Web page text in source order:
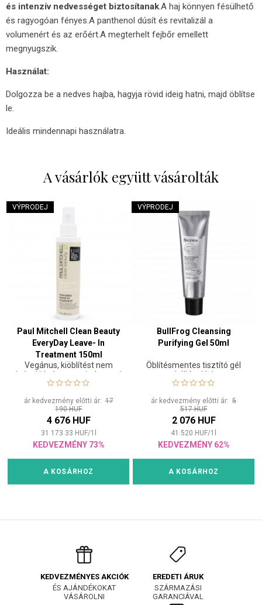
és intenzív nedvességet biztosítanak.A haj könnyen fésülhető
és ragyogóan fényes.A panthenol dúsít és revitalizál a
volumenért és az erőért.A megterhelt fejbőr emellett
megnyugszik.
Használat:
Dolgozza be a nedves hajba, hagyja rövid ideig hatni, majd öblítse
le.
Ideális mindennapi használatra.
A vásárlók együtt vásárolták
VÝPRODEJ
Paul Mitchell Clean Beauty
EveryDay Leave- In
Treatment 150ml
Vegánus, kiöblítést nem
igénylő balzsam mindennapi
használatra
ár kedvezmény előtti ár:17
190 HUF
4 676 HUF
31 173.33 HUF/1
KEDVEZMÉNY 73%
A KOSÁRHOZ
VÝPRODEJ
BullFrog Cleansing
Purifying Gel 50ml
Öblítésmentes tisztító gél
szakállápoláshoz
ár kedvezmény előtti ár: 5
517 HUF
2 076 HUF
41 520 HUF/1
KEDVEZMÉNY 62%
A KOSÁRHOZ
KEDVEZMÉNYES AKCIÓK
ÉS AJÁNDÉKOKAT
VÁSÁROLNI
EREDETI ÁRUK
SZÁRMAZÁSI
GARANCIÁVAL